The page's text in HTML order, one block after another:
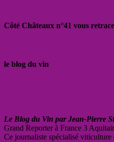
Côté Châteaux n°41 vous
le blog du vin
Le Blog du Vin par Jean-Pierre
Grand Reporter à France 3
Ce journaliste spécialisé